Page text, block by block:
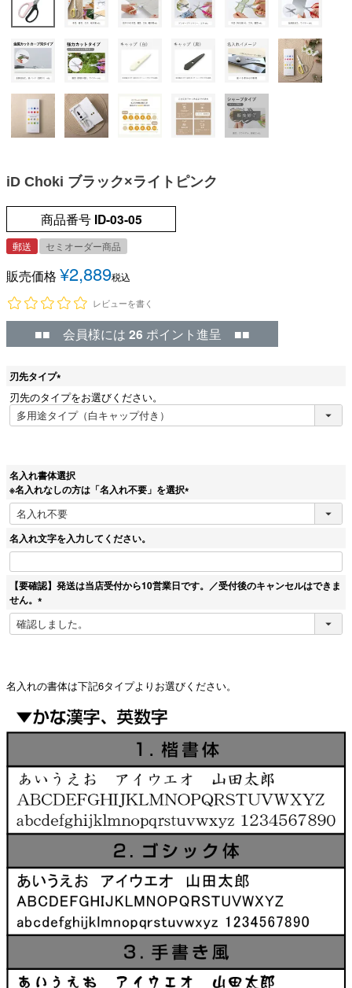
iD Choki ブラック×ライトピンク
商品番号 ID-03-05
郵送 セミオーダー商品
販売価格 ¥2,889税込
レビューを書く
■■ 会員様には 26 ポイント進呈 ■■
刃先タイプ
(
必
須
刃先のタイプをお選びください。
名入れ書体選択
※名入れなしの方は「名入れ不要」を選択
(
必
)
名入れ文字を入力してください。
【要確認】発送は当店受付から10営業日です。／受付後のキャンセルはできま
せん。
(
必
名入れの書体は下記6タイプよりお選びください。